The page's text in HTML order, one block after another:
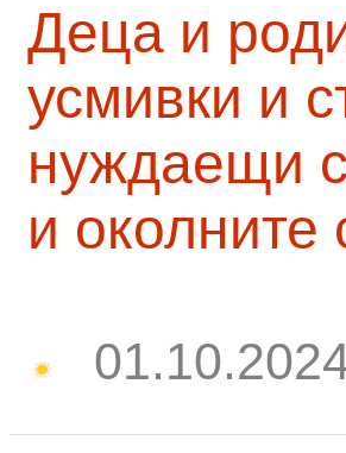
Деца и
усмивки и
нуждаещи
и околните